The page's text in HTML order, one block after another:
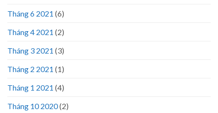
Tháng 6 2021 (6)
Tháng 4 2021 (2)
Tháng 3 2021 (3)
Tháng 2 2021 (1)
Tháng 1 2021 (4)
Tháng 10 2020(2)